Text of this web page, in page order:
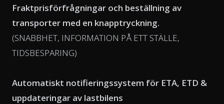
Fraktprisförfrågningar och beställning av
transporter med en knapptryckning.
(SNABBHET, INFORMATION PÅ ETT STÄLLE,
TIDSBESPARING)
Automatiskt notifieringssystem för ETA, ETD &
uppdateringar av lastbilens